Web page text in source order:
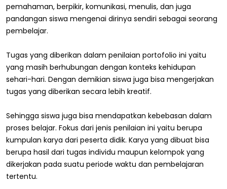
pemahaman, berpikir, komunikasi, menulis, dan juga
pandangan siswa mengenai dirinya sendiri sebagai seorang
pembelajar.
Tugas yang diberikan dalam penilaian portofolio ini yaitu
yang masih berhubungan dengan konteks kehidupan
sehari-hari. Dengan demikian siswa juga bisa mengerjakan
tugas yang diberikan secara lebih kreatif.
Sehingga siswa juga bisa mendapatkan kebebasan dalam
proses belajar. Fokus dari jenis penilaian ini yaitu berupa
kumpulan karya dari peserta didik. Karya yang dibuat bisa
berupa hasil dari tugas individu maupun kelompok yang
dikerjakan pada suatu periode waktu dan pembelajaran
tertentu.